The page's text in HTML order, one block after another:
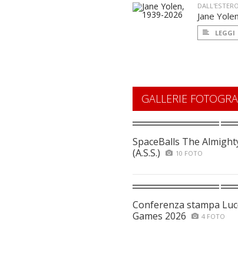
DALL'ESTERO
Jane
LEGGI
GALLERIE
SpaceBalls The
(A.S.S.)
10 FOTO
Conferenza stampa
Games 2026
4 FOTO